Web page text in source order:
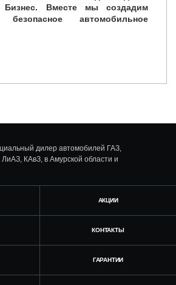
Бизнес. Вместе мы создадим
автомобильное
дилер автомобилей ГАЗ,
КАвЗ, в Амурской области и
АКЦИИ
КОНТАКТЫ
ГАРАНТИИ